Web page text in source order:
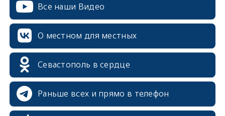
Все наши Видео
О местном для местных
Севастополь в сердце
Раньше всех и прямо в телефон